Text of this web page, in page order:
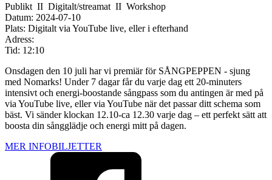
Publikt II Digitalt/streamat II Workshop
Datum: 2024-07-10
Plats: Digitalt via YouTube live, eller i efterhand
Adress:
Tid: 12:10
Onsdagen den 10 juli har vi premiär för SÅNGPEPPEN - sjung
med Nomarks! Under 7 dagar får du varje dag ett 20-minuters
intensivt och energi-boostande sångpass som du antingen är med på
via YouTube live, eller via YouTube när det passar ditt schema som
bäst. Vi sänder klockan 12.10-ca 12.30 varje dag – ett perfekt sätt att
boosta din sångglädje och energi mitt på dagen.
MER INFOBILJETTER